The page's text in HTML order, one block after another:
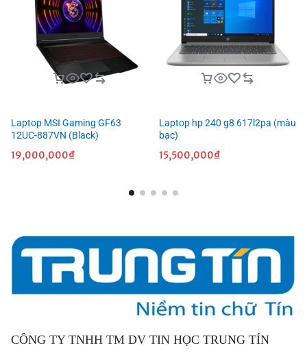
Laptop MSI Gaming GF63
12UC-887VN (Black)
19,000,000₫
Laptop hp 240 g8 617l2pa (màu
bạc)
15,500,000₫
CÔNG TY TNHH TM DV TIN HỌC TRUNG TÍN